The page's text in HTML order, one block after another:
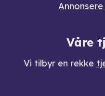
Våre
Vi tilbyr en rekke